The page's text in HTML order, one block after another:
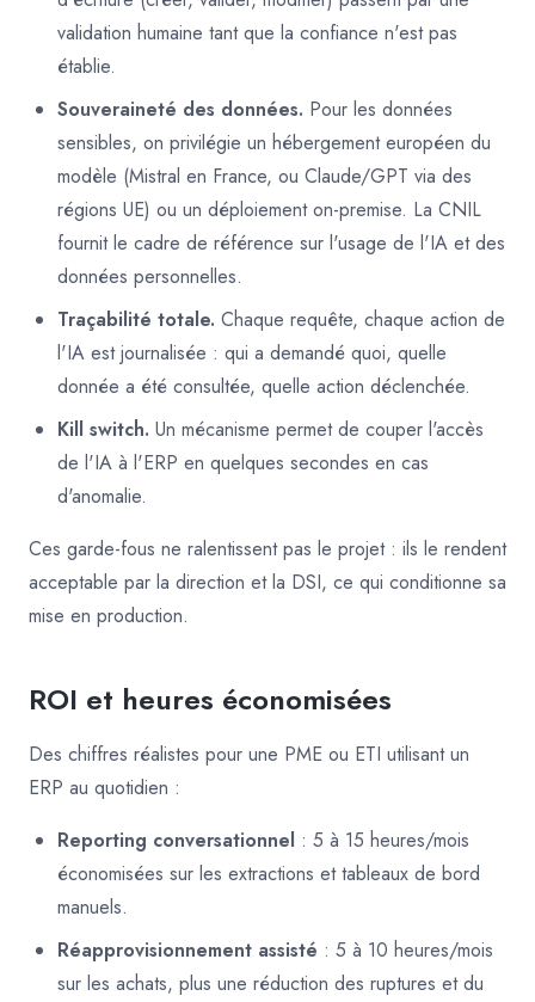
validation humaine tant que la confiance n'est pas
établie.
Souveraineté des données. Pour les données
sensibles, on privilégie un hébergement européen du
modèle (Mistral en France, ou Claude/GPT via des
régions UE) ou un déploiement on-premise. La CNIL
fournit le cadre de référence sur l'usage de l'IA et des
données personnelles.
Traçabilité totale. Chaque requête, chaque action de
l'IA est journalisée : qui a demandé quoi, quelle
donnée a été consultée, quelle action déclenchée.
Kill switch. Un mécanisme permet de couper l'accès
de l'IA à l'ERP en quelques secondes en cas
d'anomalie.
Ces garde-fous ne ralentissent pas le projet : ils le rendent
acceptable par la direction et la DSI, ce qui conditionne sa
mise en production.
ROI et heures économisées
Des chiffres réalistes pour une PME ou ETI utilisant un
ERP au quotidien :
Reporting conversationnel : 5 à 15 heures/mois
économisées sur les extractions et tableaux de bord
manuels.
Réapprovisionnement assisté : 5 à 10 heures/mois
sur les achats, plus une réduction des ruptures et du